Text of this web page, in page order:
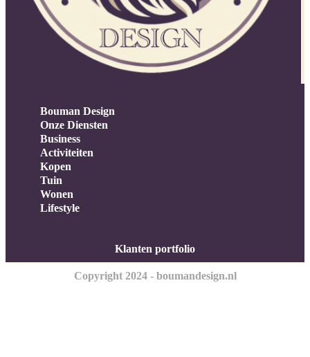
Bouman Design
Onze Diensten
Business
Activiteiten
Kopen
Tuin
Wonen
Lifestyle
Klanten portfolio
Copyright 2024 - boumandesign.nl